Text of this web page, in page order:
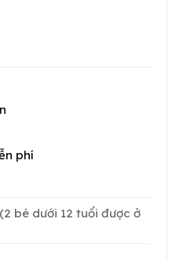
phí
(2 bé dưới 12 tuổi được ở